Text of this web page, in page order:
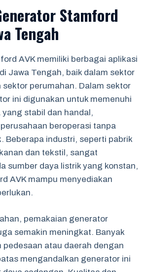
Stamford
Tengah
AVK memiliki berbagai aplikasi
Jawa Tengah, baik dalam sektor
sektor perumahan. Dalam sektor
ini digunakan untuk memenuhi
stabil dan handal,
beroperasi tanpa
Beberapa industri, seperti pabrik
dan tekstil, sangat
sumber daya listrik yang konstan,
AVK mampu menyediakan
pemakaian generator
semakin meningkat. Banyak
pedesaan atau daerah dengan
mengandalkan generator ini